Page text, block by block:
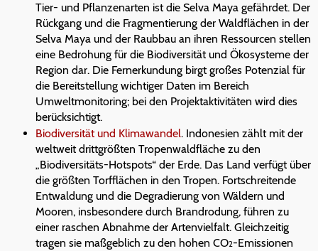
Tier- und Pflanzenarten ist die Selva Maya gefährdet. Der
Rückgang und die Fragmentierung der Waldflächen in der
Selva Maya und der Raubbau an ihren Ressourcen stellen
eine Bedrohung für die Biodiversität und Ökosysteme der
Region dar. Die Fernerkundung birgt großes Potenzial für
die Bereitstellung wichtiger Daten im Bereich
Umweltmonitoring; bei den Projektaktivitäten wird dies
berücksichtigt.
Biodiversität und Klimawandel. Indonesien zählt mit der
weltweit drittgrößten Tropenwaldfläche zu den
„Biodiversitäts-Hotspots“ der Erde. Das Land verfügt über
die größten Torfflächen in den Tropen. Fortschreitende
Entwaldung und die Degradierung von Wäldern und
Mooren, insbesondere durch Brandrodung, führen zu
einer raschen Abnahme der Artenvielfalt. Gleichzeitig
tragen sie maßgeblich zu den hohen CO2-Emissionen